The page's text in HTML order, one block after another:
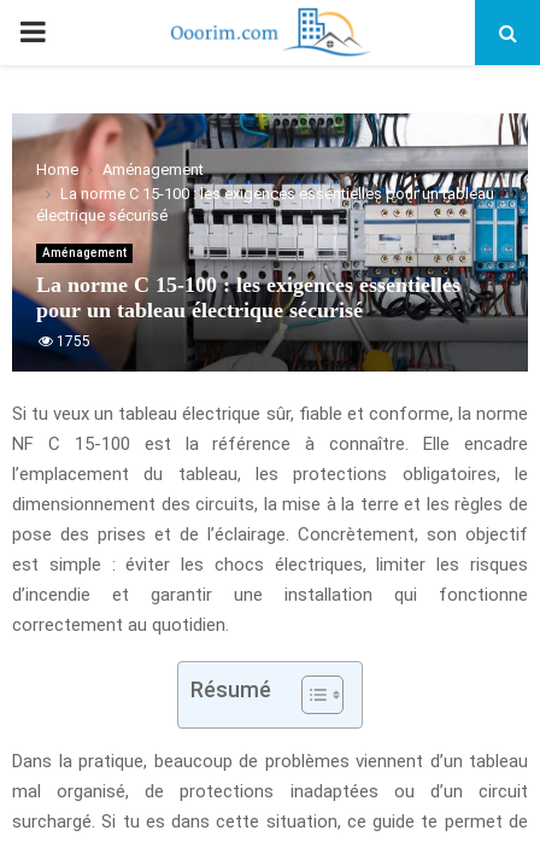
PRIMARY
Home
Aménagement
La norme C 15-100 : les exigences essentielles pour un tableau
électrique sécurisé
Aménagement
La norme C 15-100 : les exigences essentielles
pour un tableau électrique sécurisé
1755
Si tu veux un tableau électrique sûr, fiable et conforme, la norme
NF C 15-100 est la référence à connaître. Elle encadre
l’emplacement du tableau, les protections obligatoires, le
dimensionnement des circuits, la mise à la terre et les règles de
pose des prises et de l’éclairage. Concrètement, son objectif
est simple : éviter les chocs électriques, limiter les risques
d’incendie et garantir une installation qui fonctionne
correctement au quotidien.
Résumé
Dans la pratique, beaucoup de problèmes viennent d’un tableau
mal organisé, de protections inadaptées ou d’un circuit
surchargé. Si tu es dans cette situation, ce guide te permet de